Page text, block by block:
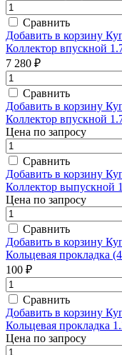
Сравнить
Добавить в корзину
Коллектор впускной
7 280 ₽
Сравнить
Добавить в корзину
Коллектор впускной
Цена по запросу
Сравнить
Добавить в корзину
Коллектор выпускной
Цена по запросу
Сравнить
Добавить в корзину
Кольцевая прокладка
100 ₽
Сравнить
Добавить в корзину
Кольцевая прокладка
Цена по запросу